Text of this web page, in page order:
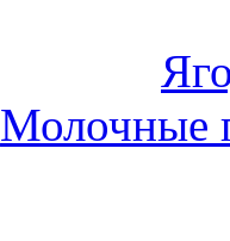
Молочные